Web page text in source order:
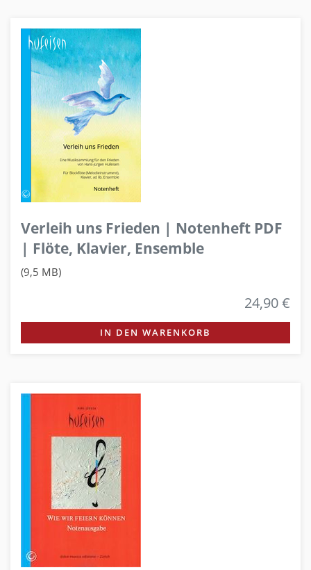
Verleih uns Frieden | Notenheft PDF
| Flöte, Klavier, Ensemble
(9,5 MB)
24,90 €
IN DEN WARENKORB